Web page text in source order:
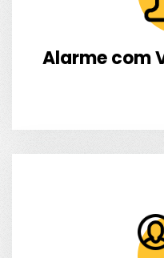
Alarme com